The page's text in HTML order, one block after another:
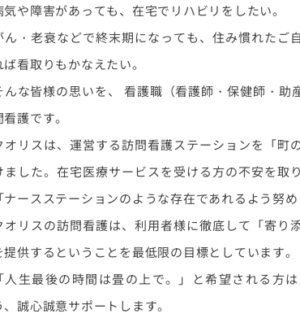
気や障害があっても、在宅でリハビリをしたい。
ん・老衰などで終末期になっても、住み慣れたご
ば看取りもかなえたい。
んな皆様の思いを、 看護職（看護師・保健師・助
看護です。
オリスは、運営する訪問看護ステーションを「町
ました。在宅医療サービスを受ける方の不安を取
「ナースステーションのような存在であれるよう努め
オリスの訪問看護は、利用者様に徹底して「寄り
提供するということを最低限の目標としています。
「人生最後の時間は畳の上で。」と希望される方
、誠心誠意サポートします。